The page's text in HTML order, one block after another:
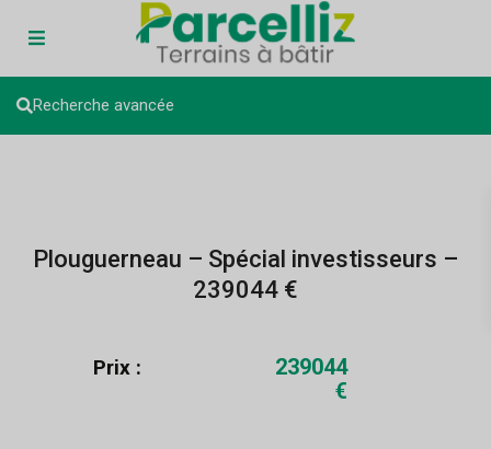
Recherche avancée
Plouguerneau – Spécial investisseurs –
239044 €
Prix :
239044
€